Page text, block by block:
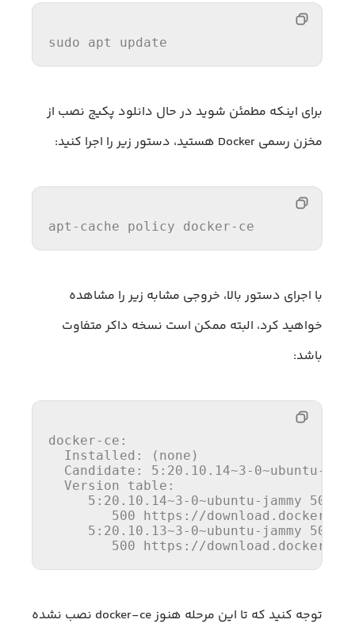
sudo apt update
برای اینکه مطمئن شوید در حال دانلود پکیج نصب از
مخزن رسمی Docker هستید، دستور زیر را اجرا کنید:
apt-cache policy docker-ce
با اجرای دستور بالا، خروجی مشابه زیر را مشاهده
خواهید کرد، البته ممکن است نسخه داکر متفاوت
باشد:
docker-ce:
Installed : (none)
Candidate : 5 : 20 . 10 . 14~3- 0~ubuntu-
Version table:
5 : 20 . 10 . 14~3- 0~ubuntu-jammy 500
500 https://
5 : 20 . 10 . 13~3- 0~ubuntu-jammy 500
500 https://
توجه کنید که تا این مرحله هنوز docker-ce نصب نشده